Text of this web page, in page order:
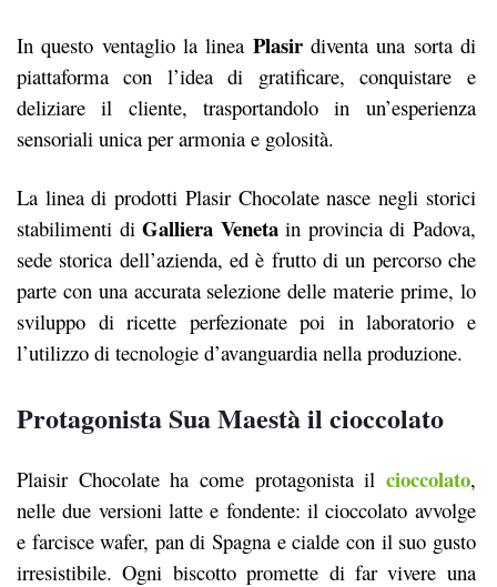
In questo ventaglio la linea Plasirdiventa una sorta di
piattaforma con l’idea di gratificare, conquistare e
deliziare il cliente, trasportandolo in un’esperienza
sensoriali unica per armonia e golosità.
La linea di prodotti Plasir Chocolate nasce negli storici
stabilimenti diGalliera Venetain provincia di Padova,
sede storica dell’azienda, ed è frutto di un percorso che
parte con una accurata selezione delle materie prime, lo
sviluppo di ricette perfezionate poi in laboratorio e
l’utilizzo di tecnologie d’avanguardia nella produzione.
Protagonista Sua Maestà il cioccolato
Plaisir Chocolate ha come protagonista il cioccolato,
nelle due versioni latte e fondente: il cioccolato avvolge
e farcisce wafer, pan di Spagna e cialde con il suo gusto
irresistibile. Ogni biscotto promette di far vivere una